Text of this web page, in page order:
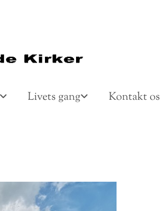
Livets gang Kontakt os